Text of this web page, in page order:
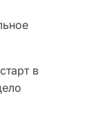
в